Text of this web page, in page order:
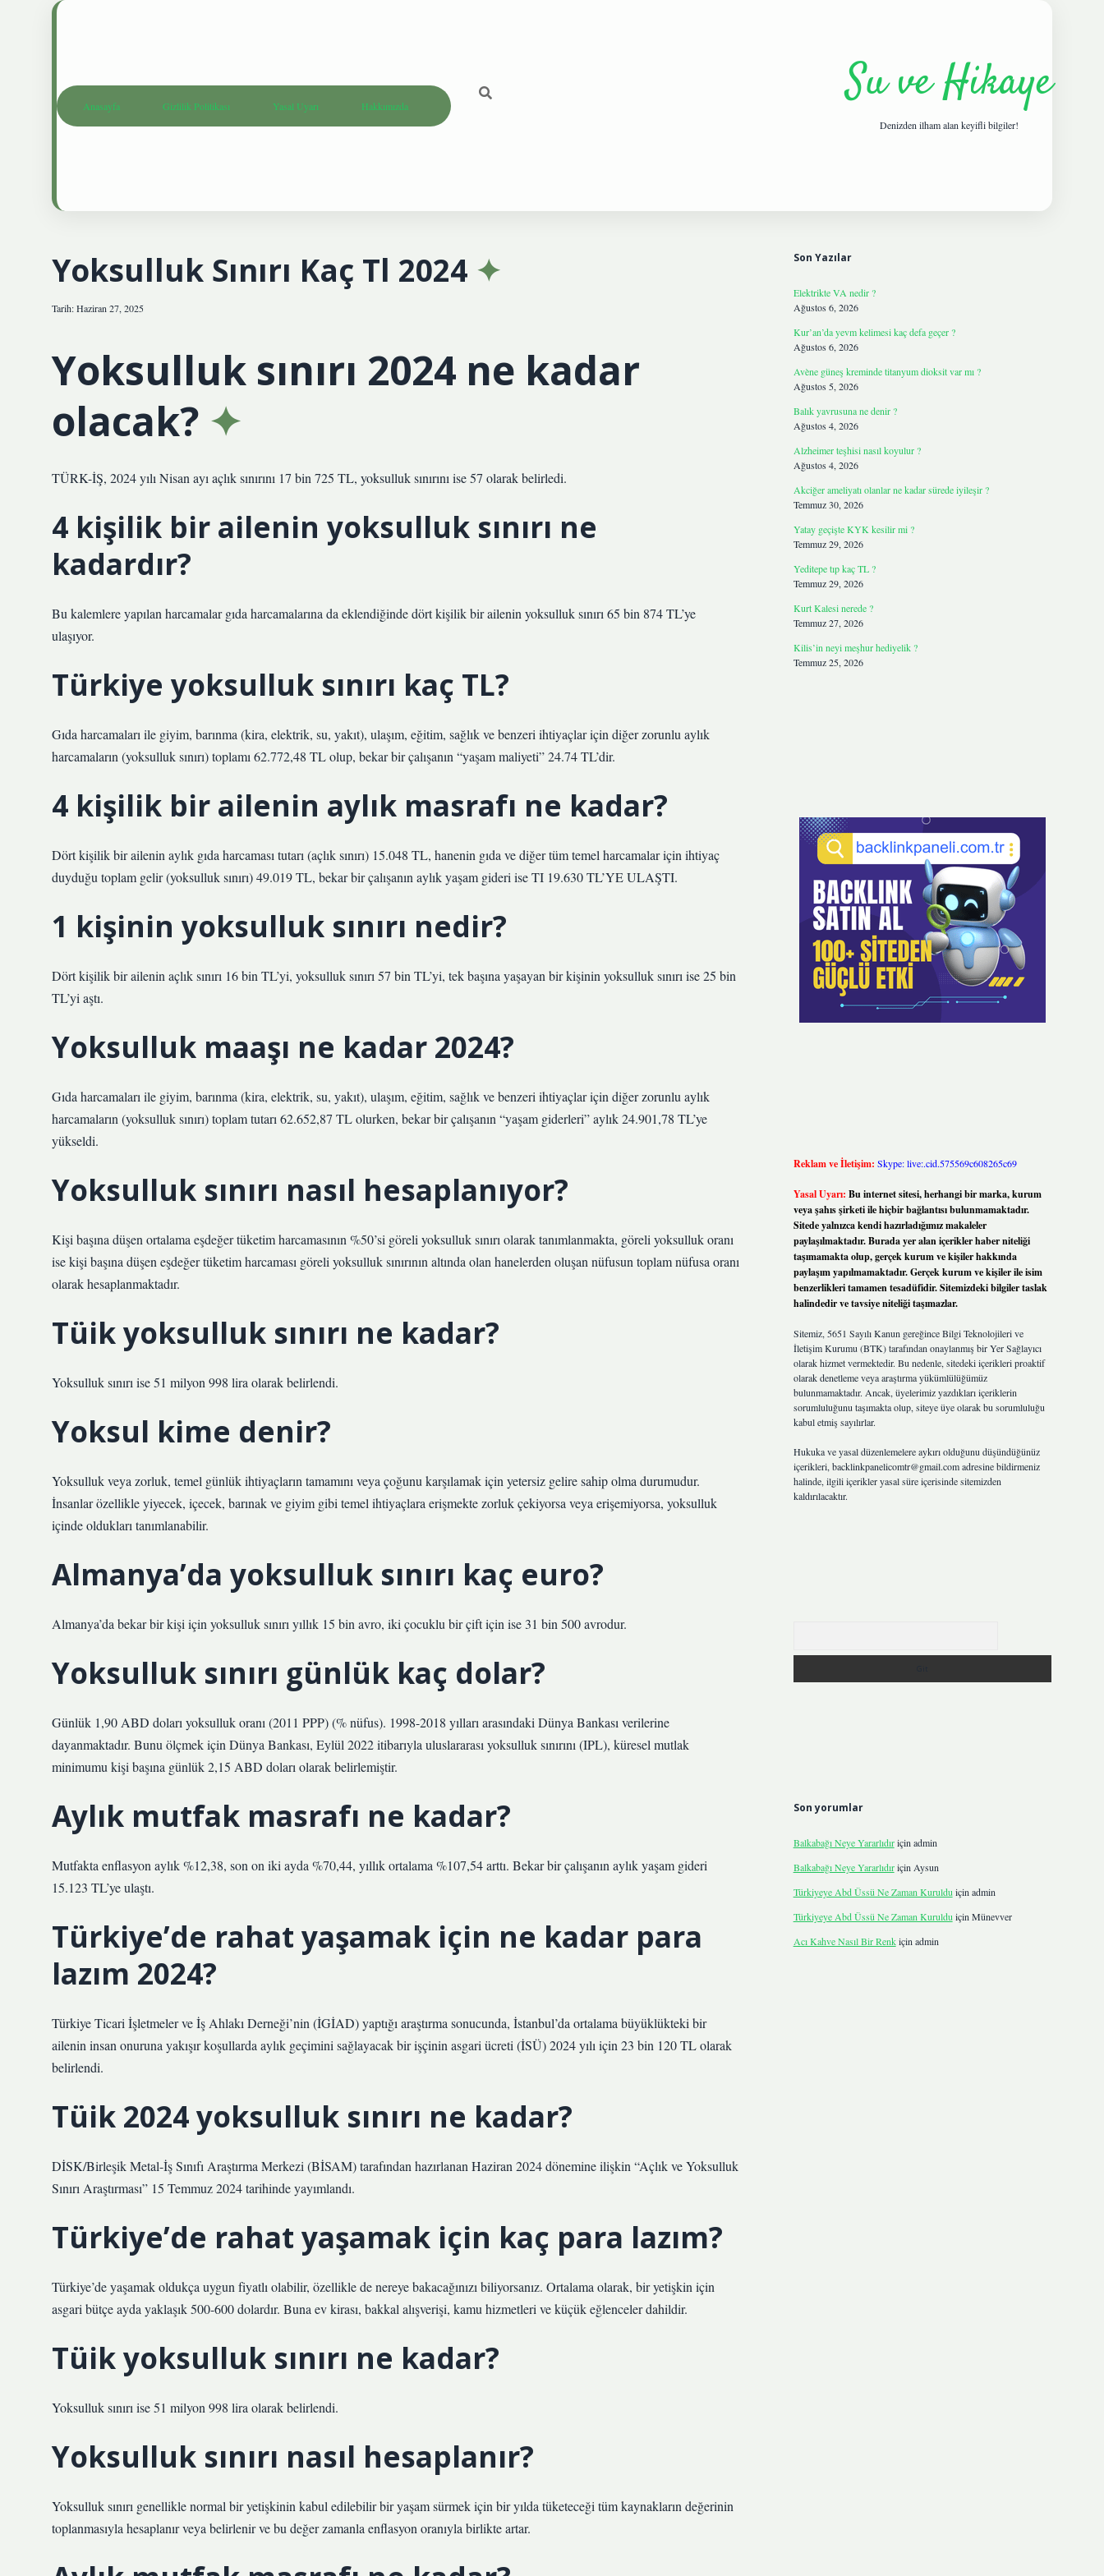
Anasayfa Gizlilik Politikası Yasal Uyarı Hakkımızda Su ve Hikaye
Denizden ilham alan keyifli bilgiler!
Yoksulluk Sınırı Kaç Tl 2024
Tarih: Haziran 27, 2025
Yoksulluk sınırı 2024 ne kadar
olacak?
TÜRK-İŞ, 2024 yılı Nisan ayı açlık sınırını 17 bin 725 TL, yoksulluk sınırını ise 57 olarak belirledi.
4 kişilik bir ailenin yoksulluk sınırı ne
kadardır?
Bu kalemlere yapılan harcamalar gıda harcamalarına da eklendiğinde dört kişilik bir ailenin yoksulluk sınırı 65 bin 874 TL’ye
ulaşıyor.
Türkiye yoksulluk sınırı kaç TL?
Gıda harcamaları ile giyim, barınma (kira, elektrik, su, yakıt), ulaşım, eğitim, sağlık ve benzeri ihtiyaçlar için diğer zorunlu aylık
harcamaların (yoksulluk sınırı) toplamı 62.772,48 TL olup, bekar bir çalışanın “yaşam maliyeti” 24.74 TL’dir.
4 kişilik bir ailenin aylık masrafı ne kadar?
Dört kişilik bir ailenin aylık gıda harcaması tutarı (açlık sınırı) 15.048 TL, hanenin gıda ve diğer tüm temel harcamalar için ihtiyaç
duyduğu toplam gelir (yoksulluk sınırı) 49.019 TL, bekar bir çalışanın aylık yaşam gideri ise TI 19.630 TL’YE ULAŞTI.
1 kişinin yoksulluk sınırı nedir?
Dört kişilik bir ailenin açlık sınırı 16 bin TL’yi, yoksulluk sınırı 57 bin TL’yi, tek başına yaşayan bir kişinin yoksulluk sınırı ise 25 bin
TL’yi aştı.
Yoksulluk maaşı ne kadar 2024?
Gıda harcamaları ile giyim, barınma (kira, elektrik, su, yakıt), ulaşım, eğitim, sağlık ve benzeri ihtiyaçlar için diğer zorunlu aylık
harcamaların (yoksulluk sınırı) toplam tutarı 62.652,87 TL olurken, bekar bir çalışanın “yaşam giderleri” aylık 24.901,78 TL’ye
yükseldi.
Yoksulluk sınırı nasıl hesaplanıyor?
Kişi başına düşen ortalama eşdeğer tüketim harcamasının %50’si göreli yoksulluk sınırı olarak tanımlanmakta, göreli yoksulluk oranı
ise kişi başına düşen eşdeğer tüketim harcaması göreli yoksulluk sınırının altında olan hanelerden oluşan nüfusun toplam nüfusa oranı
olarak hesaplanmaktadır.
Tüik yoksulluk sınırı ne kadar?
Yoksulluk sınırı ise 51 milyon 998 lira olarak belirlendi.
Yoksul kime denir?
Yoksulluk veya zorluk, temel günlük ihtiyaçların tamamını veya çoğunu karşılamak için yetersiz gelire sahip olma durumudur.
İnsanlar özellikle yiyecek, içecek, barınak ve giyim gibi temel ihtiyaçlara erişmekte zorluk çekiyorsa veya erişemiyorsa, yoksulluk
içinde oldukları tanımlanabilir.
Almanya’da yoksulluk sınırı kaç euro?
Almanya’da bekar bir kişi için yoksulluk sınırı yıllık 15 bin avro, iki çocuklu bir çift için ise 31 bin 500 avrodur.
Yoksulluk sınırı günlük kaç dolar?
Günlük 1,90 ABD doları yoksulluk oranı (2011 PPP) (% nüfus). 1998-2018 yılları arasındaki Dünya Bankası verilerine
dayanmaktadır. Bunu ölçmek için Dünya Bankası, Eylül 2022 itibarıyla uluslararası yoksulluk sınırını (IPL), küresel mutlak
minimumu kişi başına günlük 2,15 ABD doları olarak belirlemiştir.
Aylık mutfak masrafı ne kadar?
Mutfakta enflasyon aylık %12,38, son on iki ayda %70,44, yıllık ortalama %107,54 arttı. Bekar bir çalışanın aylık yaşam gideri
15.123 TL’ye ulaştı.
Türkiye’de rahat yaşamak için ne kadar para
lazım 2024?
Türkiye Ticari İşletmeler ve İş Ahlakı Derneği’nin (İGİAD) yaptığı araştırma sonucunda, İstanbul’da ortalama büyüklükteki bir
ailenin insan onuruna yakışır koşullarda aylık geçimini sağlayacak bir işçinin asgari ücreti (İSÜ) 2024 yılı için 23 bin 120 TL olarak
belirlendi.
Tüik 2024 yoksulluk sınırı ne kadar?
DİSK/Birleşik Metal-İş Sınıfı Araştırma Merkezi (BİSAM) tarafından hazırlanan Haziran 2024 dönemine ilişkin “Açlık ve Yoksulluk
Sınırı Araştırması” 15 Temmuz 2024 tarihinde yayımlandı.
Türkiye’de rahat yaşamak için kaç para lazım?
Türkiye’de yaşamak oldukça uygun fiyatlı olabilir, özellikle de nereye bakacağınızı biliyorsanız. Ortalama olarak, bir yetişkin için
asgari bütçe ayda yaklaşık 500-600 dolardır. Buna ev kirası, bakkal alışverişi, kamu hizmetleri ve küçük eğlenceler dahildir.
Tüik yoksulluk sınırı ne kadar?
Yoksulluk sınırı ise 51 milyon 998 lira olarak belirlendi.
Yoksulluk sınırı nasıl hesaplanır?
Yoksulluk sınırı genellikle normal bir yetişkinin kabul edilebilir bir yaşam sürmek için bir yılda tüketeceği tüm kaynakların değerinin
toplanmasıyla hesaplanır veya belirlenir ve bu değer zamanla enflasyon oranıyla birlikte artar.
Son Yazılar
Elektrikte VA nedir ?
Ağustos 6, 2026
Kur’an’da yevm kelimesi kaç defa geçer ?
Ağustos 6, 2026
Avène güneş kreminde titanyum dioksit var mı ?
Ağustos 5, 2026
Balık yavrusuna ne denir ?
Ağustos 4, 2026
Alzheimer teşhisi nasıl koyulur ?
Ağustos 4, 2026
Akciğer ameliyatı olanlar ne kadar sürede iyileşir ?
Temmuz 30, 2026
Yatay geçişte KYK kesilir mi ?
Temmuz 29, 2026
Yeditepe tıp kaç TL ?
Temmuz 29, 2026
Kurt Kalesi nerede ?
Temmuz 27, 2026
Kilis’in neyi meşhur hediyelik ?
Temmuz 25, 2026
Reklam ve İletişim: Skype: live:.cid.575569c608265c69
Yasal Uyarı: Bu internet sitesi, herhangi bir marka, kurum
veya şahıs şirketi ile hiçbir bağlantısı bulunmamaktadır.
Sitede yalnızca kendi hazırladığımız makaleler
paylaşılmaktadır. Burada yer alan içerikler haber niteliği
taşımamakta olup, gerçek kurum ve kişiler hakkında
paylaşım yapılmamaktadır. Gerçek kurum ve kişiler ile isim
benzerlikleri tamamen tesadüfidir. Sitemizdeki bilgiler taslak
halindedir ve tavsiye niteliği taşımazlar.
Sitemiz, 5651 Sayılı Kanun gereğince Bilgi Teknolojileri ve
İletişim Kurumu (BTK) tarafından onaylanmış bir Yer Sağlayıcı
olarak hizmet vermektedir. Bu nedenle, sitedeki içerikleri proaktif
olarak denetleme veya araştırma yükümlülüğümüz
bulunmamaktadır. Ancak, üyelerimiz yazdıkları içeriklerin
sorumluluğunu taşımakta olup, siteye üye olarak bu sorumluluğu
kabul etmiş sayılırlar.
Hukuka ve yasal düzenlemelere aykırı olduğunu düşündüğünüz
içerikleri, backlinkpanelicomtr@gmail.comadresine bildirmeniz
halinde, ilgili içerikler yasal süre içerisinde sitemizden
kaldırılacaktır.
Son yorumlar
Balkabağı Neye Yararlıdıriçin admin
Balkabağı Neye Yararlıdıriçin Aysun
Türkiyeye Abd Üssü Ne Zaman Kuruldu için admin
Türkiyeye Abd Üssü Ne Zaman Kuruldu için Münevver
Acı Kahve Nasıl Bir Renkiçin admin